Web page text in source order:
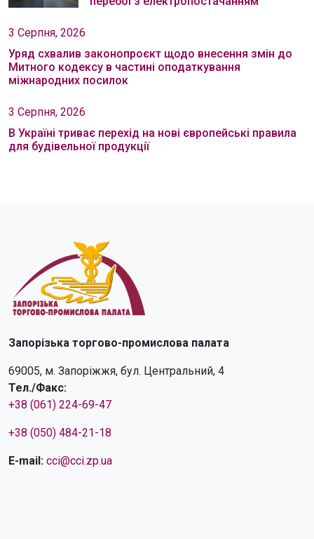
3 Серпня, 2026
Уряд схвалив законопроєкт щодо внесення змін до
Митного кодексу в частині оподаткування
міжнародних посилок
3 Серпня, 2026
В Україні триває перехід на нові європейські правила
для будівельної продукції
Запорізька торгово-промислова палата
69005, м. Запоріжжя, бул. Центральний, 4
Тел./Факс:
+38 (061) 224-69-47
+38 (050) 484-21-18
E-mail: cci@cci.zp.ua